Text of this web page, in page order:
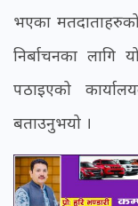
भएका
निर्बाचनका लागि
पठाइएको
बताउनुभयो ।